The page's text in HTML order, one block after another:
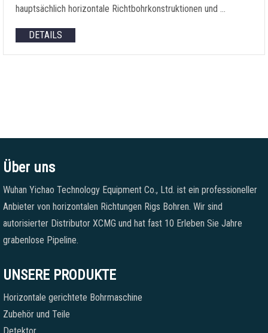
hauptsächlich horizontale Richtbohrkonstruktionen und …
DETAILS
Über uns
Wuhan Yichao Technology Equipment Co., Ltd. ist ein professioneller
Anbieter von horizontalen Richtungen Rigs Bohren. Wir sind
autorisierter Distributor XCMG und hat fast 10 Erleben Sie Jahre
grabenlose Pipeline.
UNSERE PRODUKTE
Horizontale gerichtete Bohrmaschine
Zubehör und Teile
Detektor